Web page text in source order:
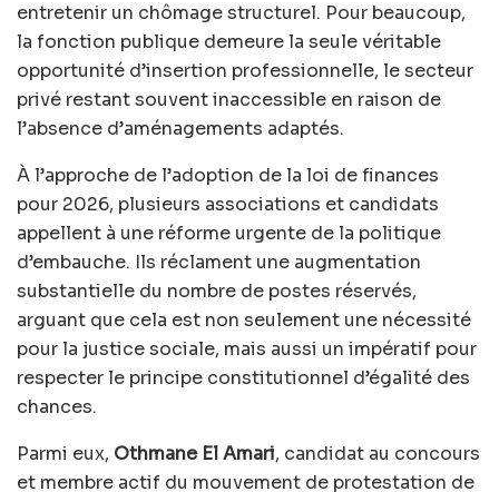
entretenir un chômage structurel. Pour beaucoup,
la fonction publique demeure la seule véritable
opportunité d’insertion professionnelle, le secteur
privé restant souvent inaccessible en raison de
l’absence d’aménagements adaptés.
À l’approche de l’adoption de la loi de finances
pour 2026, plusieurs associations et candidats
appellent à une réforme urgente de la politique
d’embauche. Ils réclament une augmentation
substantielle du nombre de postes réservés,
arguant que cela est non seulement une nécessité
pour la justice sociale, mais aussi un impératif pour
respecter le principe constitutionnel d’égalité des
chances.
Parmi eux, Othmane El Amari, candidat au concours
et membre actif du mouvement de protestation de